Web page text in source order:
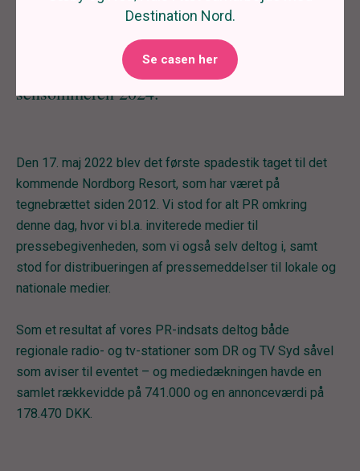
Center Parcs Europe med PR omkring det
banebrydende event for det nye Nordborg
Resort, der forventes at åbne dørene i
sensommeren 2024.
Den 17. maj 2022 blev det første spadestik taget til det
kommende Nordborg Resort, som har været på
tegnebrættet siden 2012. Vi stod for alt PR omkring
denne dag, hvor vi bl.a. inviterede medier til
pressebegivenheden, som vi også selv deltog i, samt
stod for distribueringen af pressemeddelser til lokale og
nationale medier.
Som et resultat af vores PR-indsats deltog både
regionale radio- og tv-stationer som DR og TV Syd såvel
som aviser til eventet – og mediedækningen havde en
samlet rækkevidde på 741.000 og en annonceværdi på
178.470 DKK.
Destination Nord.
Se casen her